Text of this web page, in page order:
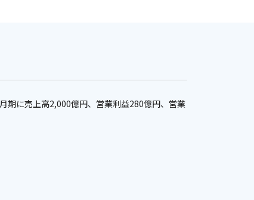
期に売上高2,000億円、営業利益280億円、営業